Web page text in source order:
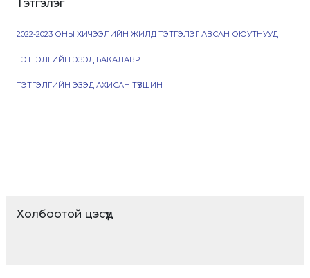
Тэтгэлэг
2022-2023 ОНЫ ХИЧЭЭЛИЙН ЖИЛД ТЭТГЭЛЭГ АВСАН ОЮУТНУУД
ТЭТГЭЛГИЙН ЭЗЭД БАКАЛАВР
ТЭТГЭЛГИЙН ЭЗЭД АХИСАН ТҮВШИН
Холбоотой цэсүүд